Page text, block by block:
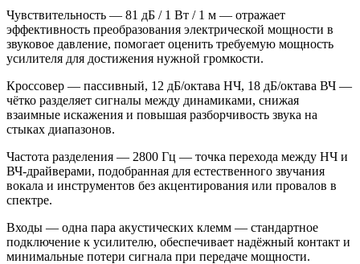
Чувствительность — 81 дБ / 1 Вт / 1 м — отражает
эффективность преобразования электрической мощности в
звуковое давление, помогает оценить требуемую мощность
усилителя для достижения нужной громкости.
Кроссовер — пассивный, 12 дБ/октава НЧ, 18 дБ/октава ВЧ —
чётко разделяет сигналы между динамиками, снижая
взаимные искажения и повышая разборчивость звука на
стыках диапазонов.
Частота разделения — 2800 Гц — точка перехода между НЧ и
ВЧ‑драйверами, подобранная для естественного звучания
вокала и инструментов без акцентирования или провалов в
спектре.
Входы — одна пара акустических клемм — стандартное
подключение к усилителю, обеспечивает надёжный контакт и
минимальные потери сигнала при передаче мощности.